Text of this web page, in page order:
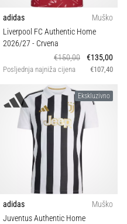
adidas
Muško
Liverpool FC Authentic Home
2026/27 - Crvena
€150,00
€135,00
Posljednja najniža cijena €107,40
Ekskluzivno
adidas
Muško
Juventus Authentic Home